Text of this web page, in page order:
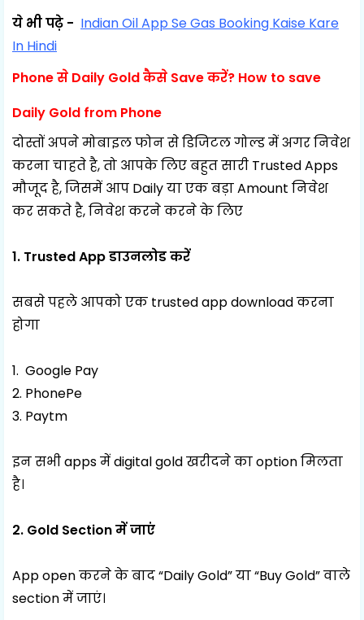
ये भी पढ़े - Indian Oil App Se Gas Booking Kaise Kare
In Hindi
Phone से Daily Gold कैसे Save करें? How to save
Daily Gold from Phone
दोस्तों अपने मोबाइल फोन से डिजिटल गोल्ड में अगर निवेश
करना चाहते है, तो आपके लिए बहुत सारी Trusted Apps
मौजूद है, जिसमें आप Daily या एक बड़ा Amount निवेश
कर सकते है, निवेश करने करने के लिए
1. Trusted App डाउनलोड करें
सबसे पहले आपको एक trusted app download करना
होगा
1. Google Pay
2. PhonePe
3. Paytm
इन सभी apps में digital gold खरीदने का option मिलता
है।
2. Gold Section में जाएं
App open करने के बाद “Daily Gold” या “Buy Gold” वाले
section में जाएं।